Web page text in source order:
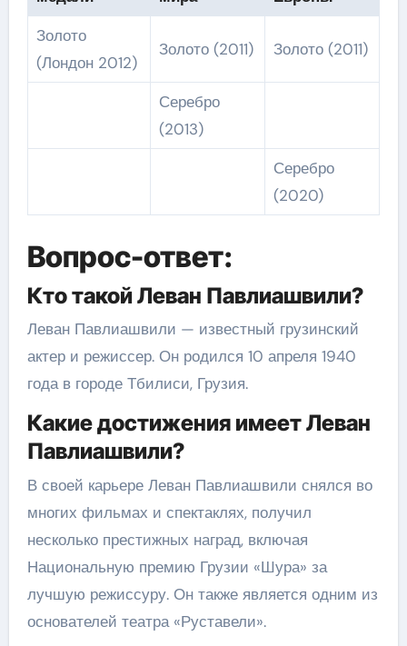
Золото
(Лондон 2012)
Золото (2011) Золото (2011)
Серебро
(2013)
Серебро
(2020)
Вопрос-ответ:
Кто такой Леван Павлиашвили?
Леван Павлиашвили — известный грузинский
актер и режиссер. Он родился 10 апреля 1940
года в городе Тбилиси, Грузия.
Какие достижения имеет Леван
Павлиашвили?
В своей карьере Леван Павлиашвили снялся во
многих фильмах и спектаклях, получил
несколько престижных наград, включая
Национальную премию Грузии «Шура» за
лучшую режиссуру. Он также является одним из
основателей театра «Руставели».